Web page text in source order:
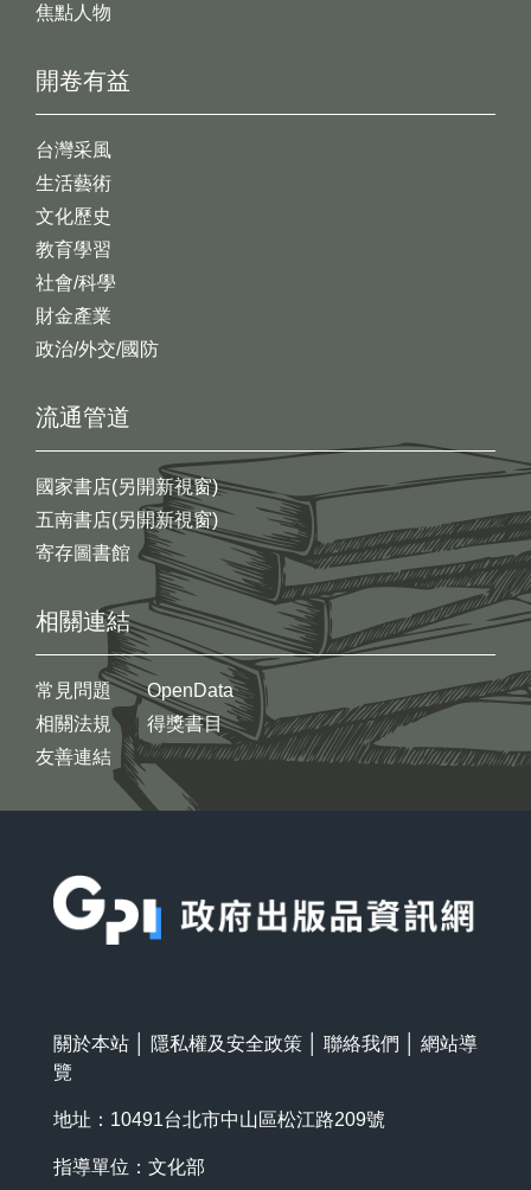
開卷有益
台灣采風
生活藝術
文化歷史
教育學習
社會/科學
財金產業
政治/外交/國防
焦點人物
流通管道
國家書店(另開新視窗)
五南書店(另開新視窗)
寄存圖書館
相關連結
常見問題
相關法規
友善連結
OpenData
得獎書目
關於本站 隱私權及安全政策 聯絡我們
網站導
覽
地址：10491台北市中山區松江路209號
指導單位：文化部